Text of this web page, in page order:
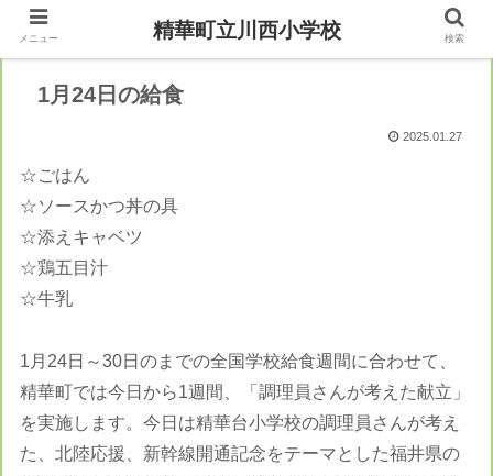
1月24日の給食
2025.01.27
☆ごはん
☆ソースかつ丼の具
☆添えキャベツ
☆鶏五目汁
☆牛乳
1月24日～30日のまでの全国学校給食週間に合わせて、
精華町では今日から1週間、「調理員さんが考えた献立」
を実施します。今日は精華台小学校の調理員さんが考え
た、北陸応援、新幹線開通記念をテーマとした福井県の
メニュー 精華町立川西小学校 検索